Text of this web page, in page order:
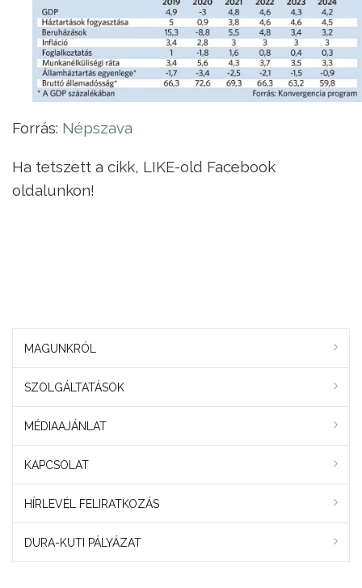
Forrás: Népszava
Ha tetszett a cikk, LIKE-old Facebook
oldalunkon!
MAGUNKRÓL
SZOLGÁLTATÁSOK
MÉDIAAJÁNLAT
KAPCSOLAT
HÍRLEVÉL FELIRATKOZÁS
DURA-KUTI PÁLYÁZAT